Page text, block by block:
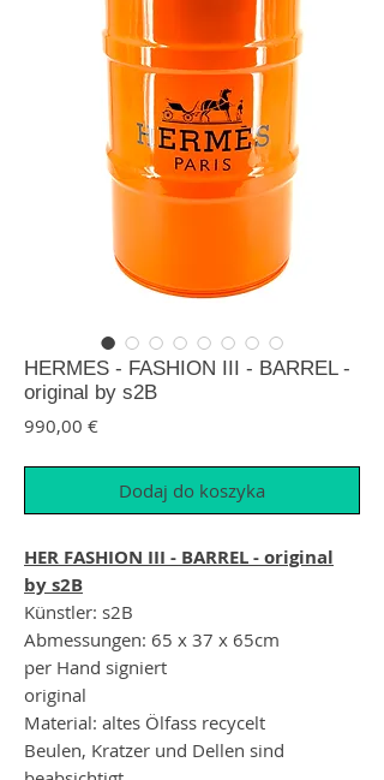
HERMES - FASHION III - BARREL -
original by s2B
990,00 €Cena
Dodaj do koszyka
HER FASHION III - BARREL - original
by s2B
Künstler: s2B
Abmessungen: 65 x 37 x 65cm
per Hand signiert
original
Material: altes Ölfass recycelt
Beulen, Kratzer und Dellen sind